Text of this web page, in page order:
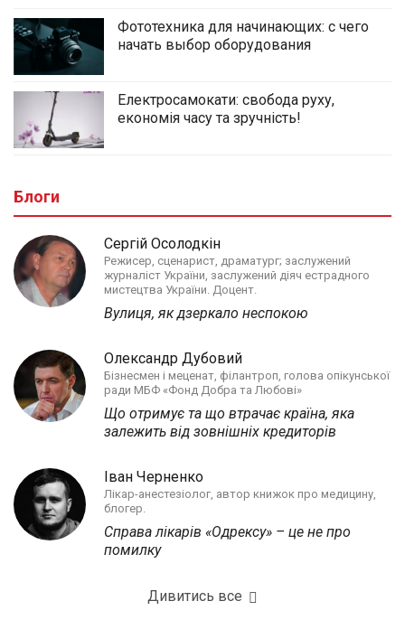
Фототехника для начинающих: с чего
начать выбор оборудования
Електросамокати: свобода руху,
економія часу та зручність!
Блоги
Сергій Осолодкін
Режисер, сценарист, драматург; заслужений
журналіст України, заслужений діяч естрадного
мистецтва України. Доцент.
Вулиця, як дзеркало неспокою
Олександр Дубовий
Бізнесмен і меценат, філантроп, голова опікунської
ради МБФ «Фонд Добра та Любові»
Що отримує та що втрачає країна, яка
залежить від зовнішніх кредиторів
Іван Черненко
Лікар-анестезіолог, автор книжок про медицину,
блогер.
Справа лікарів «Одрексу» – це не про
помилку
Дивитись все